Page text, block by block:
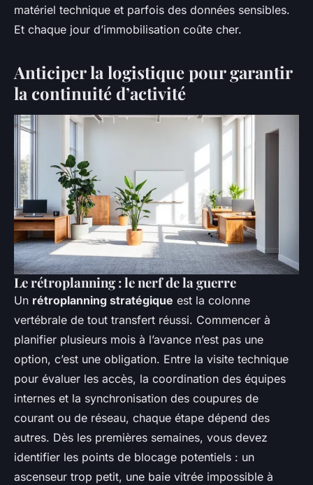
matériel technique et parfois des données sensibles.
Et chaque jour d’immobilisation coûte cher.
Anticiper la logistique pour garantir
la continuité d’activité
Le rétroplanning : le nerf de la guerre
Un rétroplanning stratégique est la colonne
vertébrale de tout transfert réussi. Commencer à
planifier plusieurs mois à l’avance n’est pas une
option, c’est une obligation. Entre la visite technique
pour évaluer les accès, la coordination des équipes
internes et la synchronisation des coupures de
courant ou de réseau, chaque étape dépend des
autres. Dès les premières semaines, vous devez
identifier les points de blocage potentiels : un
ascenseur trop petit, une baie vitrée impossible à